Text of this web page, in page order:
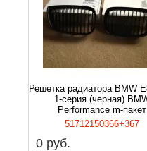
Решетка радиатора BMW
1-серия (черная)
Performance m-пакет
51712150366+367
0 руб.